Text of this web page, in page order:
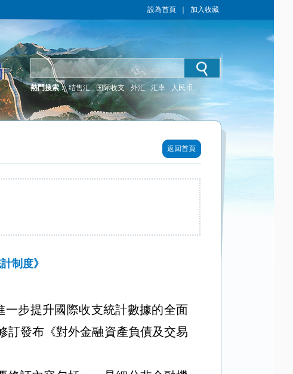
設為首頁 加入收藏
熱門搜索： 结售汇 国际收支 外汇 汇率 人民币
返回首頁
制度》
步提升國際收支統計數據的全面
訂發布《對外金融資產負債及交易